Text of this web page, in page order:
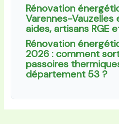
Rénovation
Varennes-Vauzelles
aides, artisans RGE
Rénovation
2026 : comment
passoires
département 53 ?